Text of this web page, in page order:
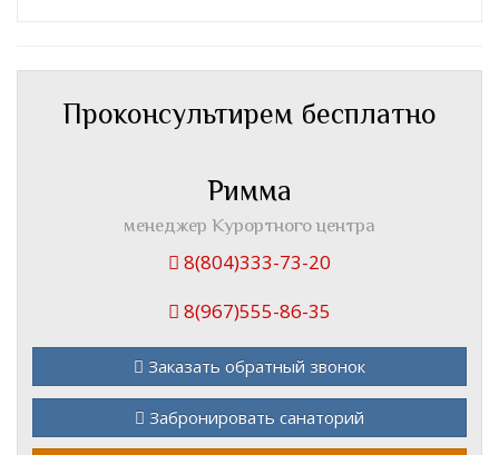
Проконсультирем бесплатно
Римма
менеджер Курортного центра
8(804)333-73-20
8(967)555-86-35
Заказать обратный звонок
Забронировать санаторий